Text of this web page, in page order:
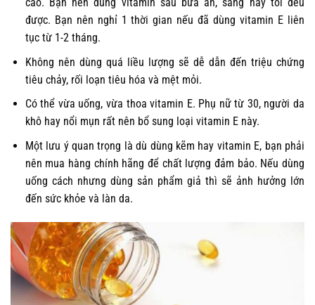
được. Bạn nên nghỉ 1 thời gian nếu đã dùng vitamin E liên
tục từ 1-2 tháng.
Không nên dùng quá liều lượng sẽ dễ dẫn đến triệu chứng
tiêu chảy, rối loạn tiêu hóa và mệt mỏi.
Có thể vừa uống, vừa thoa vitamin E. Phụ nữ từ 30, người da
khô hay nổi mụn rất nên bổ sung loại vitamin E này.
Một lưu ý quan trọng là dù dùng kẽm hay vitamin E, bạn phải
nên mua hàng chính hãng để chất lượng đảm bảo. Nếu dùng
uống cách nhưng dùng sản phẩm giả thì sẽ ảnh hưởng lớn
đến sức khỏe và làn da.